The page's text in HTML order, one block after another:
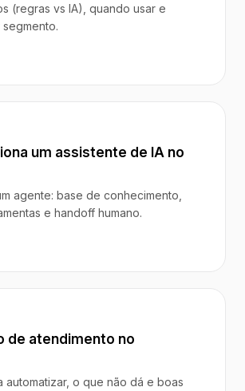
(regras vs IA), quando usar e
um assistente de IA no
agente: base de conhecimento,
e handoff humano.
de atendimento no
automatizar, o que não dá e boas